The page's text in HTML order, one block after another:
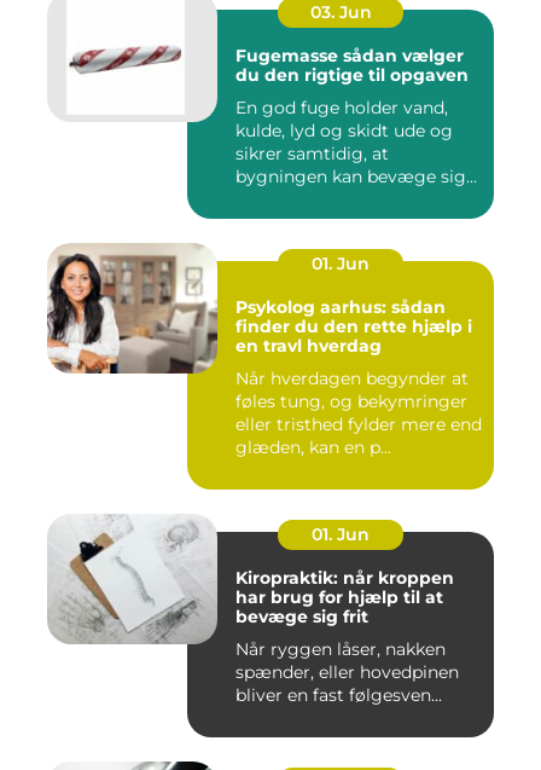
03. Jun
Fugemasse sådan vælger
du den rigtige til opgaven
En god fuge holder vand,
kulde, lyd og skidt ude og
sikrer samtidig, at
bygningen kan bevæge sig
01. Jun
Psykolog aarhus: sådan
finder du den rette hjælp i
en travl hverdag
Når hverdagen begynder at
føles tung, og bekymringer
eller tristhed fylder mere end
glæden, kan en p...
01. Jun
Kiropraktik: når kroppen
har brug for hjælp til at
bevæge sig frit
Når ryggen låser, nakken
spænder, eller hovedpinen
bliver en fast følgesven...